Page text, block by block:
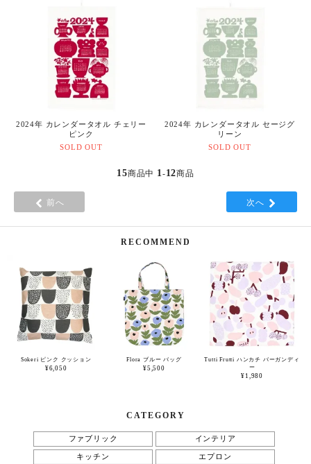
2024年 カレンダータオル チェリー
ピンク
SOLD OUT
2024年 カレンダータオル セージグ
リーン
SOLD OUT
15商品中 1-12商品
前へ 次へ
RECOMMEND
Sokeri ピンク クッション
¥6,050
Flora ブルー バッグ
¥5,500
Tutti Frutti ハンカチ バーガンディ
ー
¥1,980
CATEGORY
ファブリック インテリア
キッチン エプロン